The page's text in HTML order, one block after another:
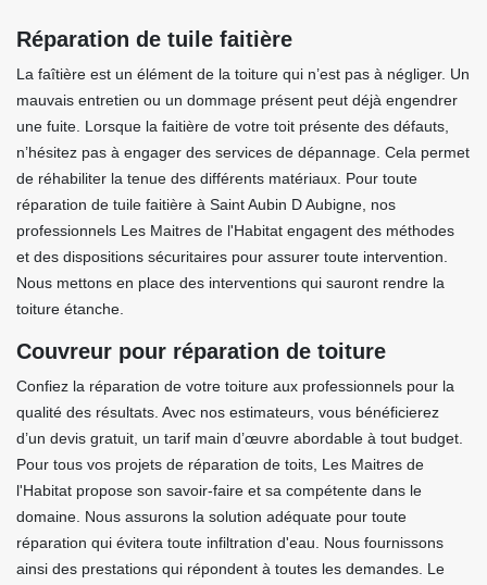
Réparation de tuile faitière
La faîtière est un élément de la toiture qui n’est pas à négliger. Un
mauvais entretien ou un dommage présent peut déjà engendrer
une fuite. Lorsque la faitière de votre toit présente des défauts,
n’hésitez pas à engager des services de dépannage. Cela permet
de réhabiliter la tenue des différents matériaux. Pour toute
réparation de tuile faitière à Saint Aubin D Aubigne, nos
professionnels Les Maitres de l'Habitat engagent des méthodes
et des dispositions sécuritaires pour assurer toute intervention.
Nous mettons en place des interventions qui sauront rendre la
toiture étanche.
Couvreur pour réparation de toiture
Confiez la réparation de votre toiture aux professionnels pour la
qualité des résultats. Avec nos estimateurs, vous bénéficierez
d’un devis gratuit, un tarif main d’œuvre abordable à tout budget.
Pour tous vos projets de réparation de toits, Les Maitres de
l'Habitat propose son savoir-faire et sa compétente dans le
domaine. Nous assurons la solution adéquate pour toute
réparation qui évitera toute infiltration d'eau. Nous fournissons
ainsi des prestations qui répondent à toutes les demandes. Le